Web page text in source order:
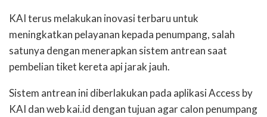
KAI terus melakukan inovasi terbaru untuk
meningkatkan pelayanan kepada penumpang, salah
satunya dengan menerapkan sistem antrean saat
pembelian tiket kereta api jarak jauh.
Sistem antrean ini diberlakukan pada aplikasi Access by
KAI dan web kai.id dengan tujuan agar calon penumpang